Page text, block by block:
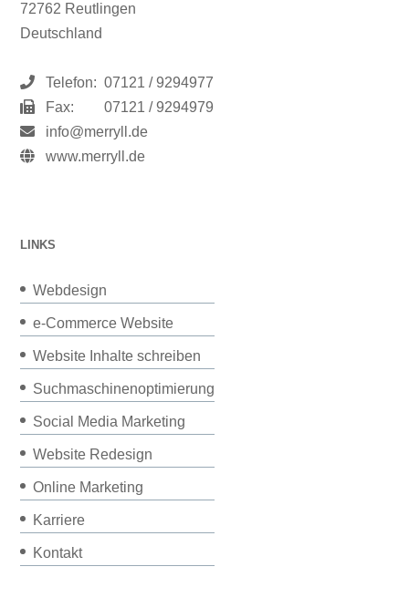
72762 Reutlingen
Deutschland
Telefon: 07121 / 9294977
Fax:
07121 / 9294979
info@merryll.de
www.merryll.de
LINKS
Webdesign
e-Commerce Website
Website Inhalte schreiben
Suchmaschinenoptimierung
Social Media Marketing
Website Redesign
Online Marketing
Karriere
Kontakt